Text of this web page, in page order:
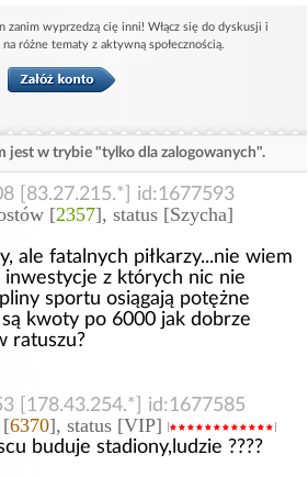
wyprzedzą cię inni! Włącz się do dyskusji i
różne tematy z aktywną społecznością.
jest w trybie "tylko dla zalogowanych".
[83.27.215.*] id:1677593
[2357], status [Szycha]
ale fatalnych piłkarzy...nie wiem
z których nic nie
sportu osiągają potężne
kwoty po 6000 jak dobrze
ratuszu?
[178.43.254.*] id:1677585
[6370], status [VIP]
buduje stadiony,ludzie ????